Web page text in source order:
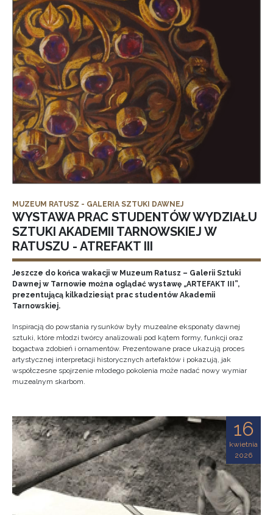
MUZEUM RATUSZ - GALERIA SZTUKI DAWNEJ
WYSTAWA PRAC STUDENTÓW WYDZIAŁU
SZTUKI AKADEMII TARNOWSKIEJ W
RATUSZU - ATREFAKT III
Jeszcze do końca wakacji w Muzeum Ratusz – Galerii Sztuki
Dawnej w Tarnowie można oglądać wystawę „ARTEFAKT III”,
prezentującą kilkadziesiąt prac studentów Akademii
Tarnowskiej.
Inspiracją do powstania rysunków były muzealne eksponaty dawnej
sztuki, które młodzi twórcy analizowali pod kątem formy, funkcji oraz
bogactwa zdobień i ornamentów. Prezentowane prace ukazują proces
artystycznej interpretacji historycznych artefaktów i pokazują, jak
współczesne spojrzenie młodego pokolenia może nadać nowy wymiar
muzealnym skarbom.
16
kwietnia
2026